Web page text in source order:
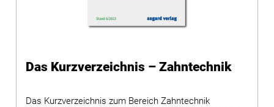
Das Kurzverzeichnis – Zahntechnik
Das Kurzverzeichnis zum Bereich Zahntechnik